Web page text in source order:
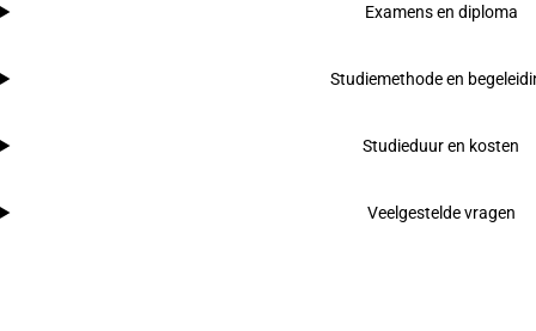
Examens en diploma
Studiemethode en
Studieduur en kosten
Veelgestelde vragen